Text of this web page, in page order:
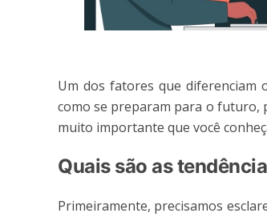
Um dos fatores que diferenciam
como se preparam para o futuro,
muito importante que você
Quais são as
Primeiramente, precisamos